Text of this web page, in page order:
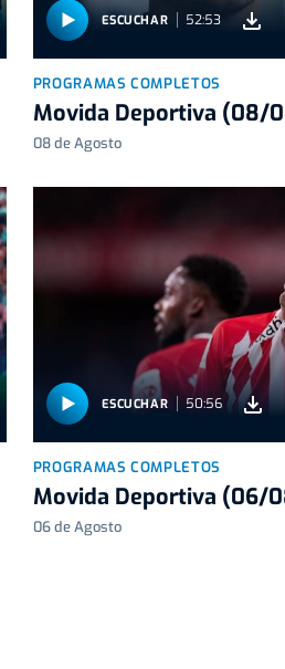
ESCUCHAR 52:53
PROGRAMAS COMPLETOS
Movida Deportiva (08/
08 de Agosto
ESCUCHAR 50:56
PROGRAMAS COMPLETOS
Movida Deportiva (06/
06 de Agosto